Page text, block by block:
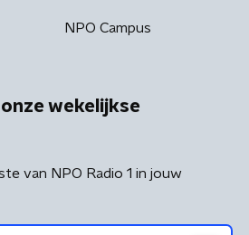
NPO Campus
wekelijkse
van NPO Radio 1 in jouw